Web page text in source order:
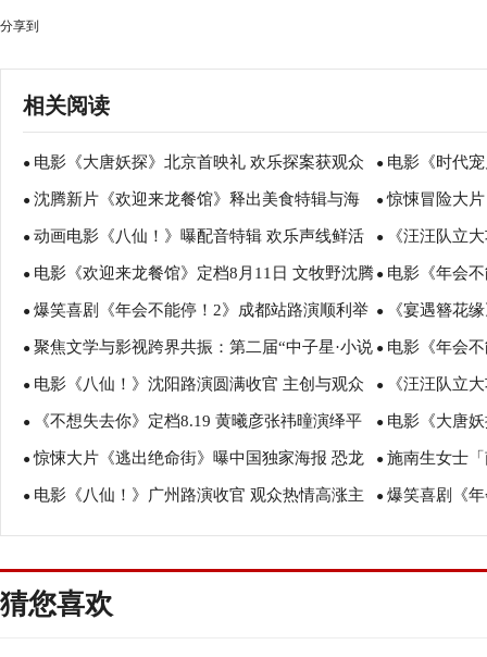
分享到
相关阅读
● 电影《大唐妖探》北京首映礼 欢乐探案获观众
盛赞：“夯！”
● 电影《时代
诠释爱与宽恕
● 沈腾新片《欢迎来龙餐馆》释出美食特辑与海
报 烟火气中见人情温暖
●惊悚冒险大
瑟薇直面恐龙
● 动画电影《八仙！》曝配音特辑 欢乐声线鲜活
塑造凡人八仙群像
● 《汪汪队立
暑假亲子观影
● 电影《欢迎来龙餐馆》定档8月11日 文牧野沈腾
蒋奇明带中餐闯中东
● 电影《年会
场爆笑不停共
● 爆笑喜剧《年会不能停！2》成都站路演顺利举
行 张若昀白客爆笑整活走心输出
● 《宴遇簪花
美食
● 聚焦文学与影视跨界共振：第二届“中子星·小说
月报影视改编价值潜力榜”在盐城揭晓
● 电影《年会
创解读分享更
● 电影《八仙！》沈阳路演圆满收官 主创与观众
互赠“东北特色”惊喜
● 《汪汪队立
评如潮线下人
● 《不想失去你》定档8.19 黄曦彦张祎曈演绎平
凡生活里的光亮
● 电影《大唐
欢奇幻冒险！
●惊悚大片《逃出绝命街》曝中国独家海报 恐龙
步步紧逼压迫感拉满
● 施南生女士
思会今早举行
● 电影《八仙！》广州路演收官 观众热情高涨主
创收获“粤”式惊喜
● 爆笑喜剧《
成 花式整活走
猜您喜欢